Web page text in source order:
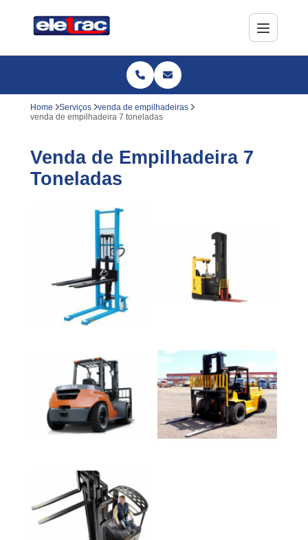
Home Serviços
venda de empilhadeiras
venda de empilhadeira 7 toneladas
Venda de Empilhadeira 7
Toneladas